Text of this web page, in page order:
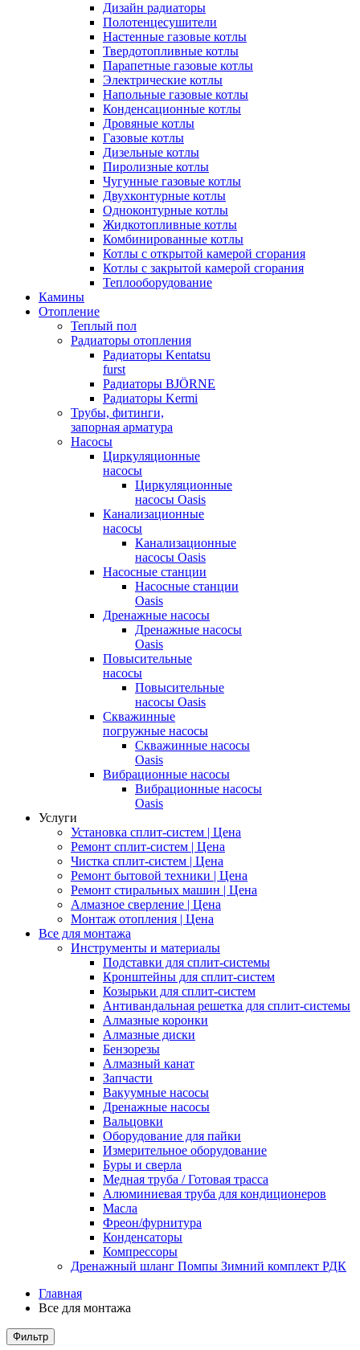
Дизайн радиаторы
Полотенцесушители
Настенные газовые котлы
Твердотопливные котлы
Парапетные газовые котлы
Электрические котлы
Напольные газовые котлы
Конденсационные котлы
Дровяные котлы
Газовые котлы
Дизельные котлы
Пиролизные котлы
Чугунные газовые котлы
Двухконтурные котлы
Одноконтурные котлы
Жидкотопливные котлы
Комбинированные котлы
Котлы с открытой камерой сгорания
Котлы с закрытой камерой сгорания
Теплооборудование
Камины
Отопление
Теплый пол
Радиаторы отопления
Радиаторы Kentatsu
furst
Радиаторы BJÖRNE
Радиаторы Kermi
Трубы, фитинги,
запорная арматура
Насосы
Циркуляционные
насосы
Циркуляционные
насосы Oasis
Канализационные
насосы
Канализационные
насосы Oasis
Насосные станции
Насосные станции
Oasis
Дренажные насосы
Дренажные насосы
Oasis
Повысительные
насосы
Повысительные
насосы Oasis
Скважинные
погружные насосы
Скважинные насосы
Oasis
Вибрационные насосы
Вибрационные насосы
Oasis
Услуги
Установка сплит-систем | Цена
Ремонт сплит-систем | Цена
Чистка сплит-систем | Цена
Ремонт бытовой техники | Цена
Ремонт стиральных машин | Цена
Алмазное сверление | Цена
Монтаж отопления | Цена
Все для монтажа
Инструменты и материалы
Подставки для сплит-системы
Кронштейны для сплит-систем
Козырьки для сплит-систем
Антивандальная решетка для сплит-системы
Алмазные коронки
Алмазные диски
Бензорезы
Алмазный канат
Запчасти
Вакуумные насосы
Дренажные насосы
Вальцовки
Оборудование для пайки
Измерительное оборудование
Буры и сверла
Медная труба / Готовая трасса
Алюминиевая труба для кондиционеров
Масла
Фреон/фурнитура
Конденсаторы
Компрессоры
Дренажный шланг Помпы Зимний комплект РДК
Главная
Все для монтажа
Фильтр